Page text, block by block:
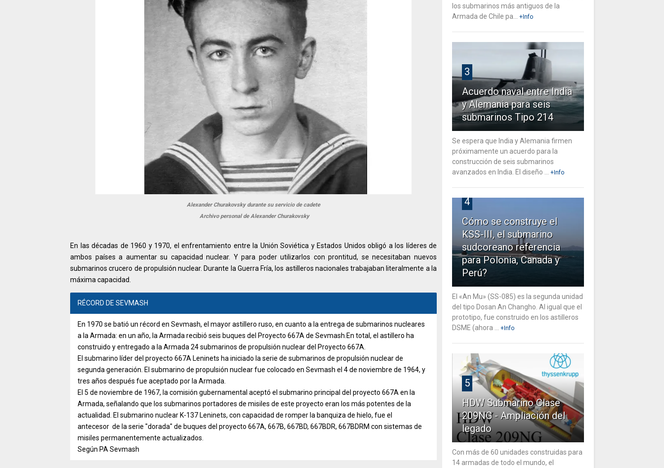
Alexander Churakovsky durante su servicio de cadete
Archivo personal de Alexander Churakovsky
En las décadas de 1960 y 1970, el enfrentamiento entre la Unión Soviética y Estados Unidos obligó a los líderes de
ambos países a aumentar su capacidad nuclear. Y para poder utilizarlos con prontitud, se necesitaban nuevos
submarinos crucero de propulsión nuclear. Durante la Guerra Fría, los astilleros nacionales trabajaban literalmente a la
máxima capacidad.
RÉCORD DE SEVMASH
En 1970 se batió un récord en Sevmash, el mayor astillero ruso, en cuanto a la entrega de submarinos nucleares
a la Armada: en un año, la Armada recibió seis buques del Proyecto 667A de Sevmash.En total, el astillero ha
construido y entregado a la Armada 24 submarinos de propulsión nuclear del Proyecto 667A.
El submarino líder del proyecto 667A Leninets ha iniciado la serie de submarinos de propulsión nuclear de
segunda generación. El submarino de propulsión nuclear fue colocado en Sevmash el 4 de noviembre de 1964, y
tres años después fue aceptado por la Armada.
El 5 de noviembre de 1967, la comisión gubernamental aceptó el submarino principal del proyecto 667A en la
Armada, señalando que los submarinos portadores de misiles de este proyecto eran los más potentes de la
actualidad. El submarino nuclear K-137 Leninets, con capacidad de romper la banquiza de hielo, fue el
antecesor de la serie "dorada" de buques del proyecto 667A, 667B, 667BD, 667BDR, 667BDRM con sistemas de
misiles permanentemente actualizados.
Según PA Sevmash
los submarinos más antiguos de la
Armada de Chile pa...
+Info
3
Acuerdo naval entre India
y Alemania para seis
submarinos Tipo 214
Se espera que India y Alemania firmen
próximamente un acuerdo para la
construcción de seis submarinos
avanzados en India. El diseño ...
+Info
4
Cómo se construye el
KSS-III, el submarino
sudcoreano referencia
para Polonia, Canada y
Perú?
El «An Mu» (SS-085) es la segunda unidad
del tipo Dosan An Changho. Al igual que el
prototipo, fue construido en los astilleros
DSME (ahora ...
+Info
5
HDW Submarino Clase
209NG - Ampliación del
legado
Con más de 60 unidades construidas para
14 armadas de todo el mundo, el